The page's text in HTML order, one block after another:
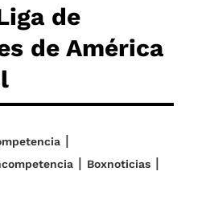
de
de América
|
| Boxnoticias|